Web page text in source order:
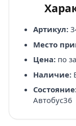
Артикул:
Место
Цена:по
Наличие:
Автобус36